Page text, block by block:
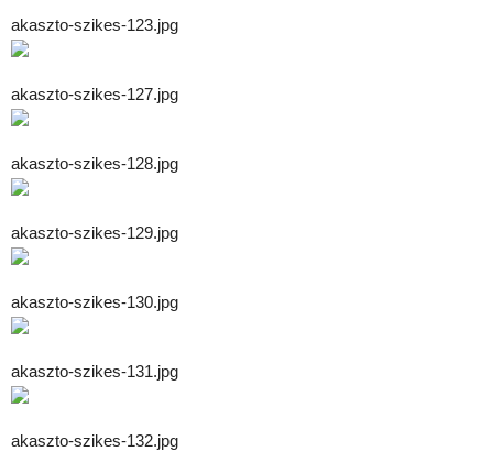
akaszto-szikes-123.jpg
akaszto-szikes-127.jpg
akaszto-szikes-128.jpg
akaszto-szikes-129.jpg
akaszto-szikes-130.jpg
akaszto-szikes-131.jpg
akaszto-szikes-132.jpg